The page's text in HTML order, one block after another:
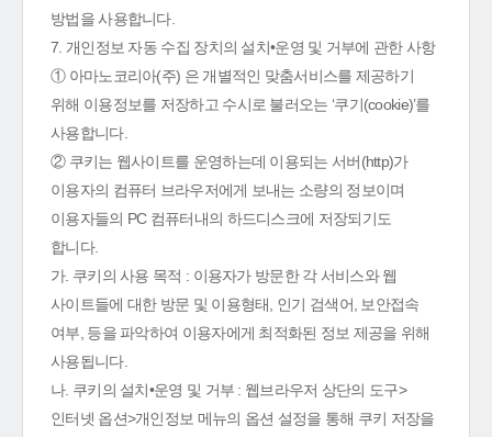
방법을 사용합니다.
7. 개인정보 자동 수집 장치의 설치•운영 및 거부에 관한 사항
① 아마노코리아(주) 은 개별적인 맞춤서비스를 제공하기
위해 이용정보를 저장하고 수시로 불러오는 ‘쿠기(cookie)’를
사용합니다.
② 쿠키는 웹사이트를 운영하는데 이용되는 서버(http)가
이용자의 컴퓨터 브라우저에게 보내는 소량의 정보이며
이용자들의 PC 컴퓨터내의 하드디스크에 저장되기도
합니다.
가. 쿠키의 사용 목적 : 이용자가 방문한 각 서비스와 웹
사이트들에 대한 방문 및 이용형태, 인기 검색어, 보안접속
여부, 등을 파악하여 이용자에게 최적화된 정보 제공을 위해
사용됩니다.
나. 쿠키의 설치•운영 및 거부 : 웹브라우저 상단의 도구>
인터넷 옵션>개인정보 메뉴의 옵션 설정을 통해 쿠키 저장을